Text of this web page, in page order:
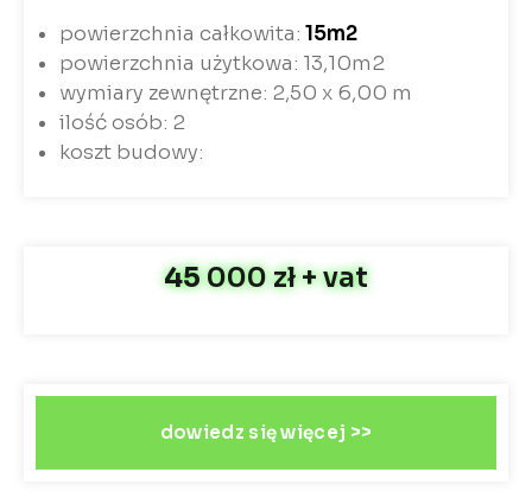
powierzchnia całkowita: 15m2
powierzchnia użytkowa: 13,10m2
wymiary zewnętrzne: 2,50 x 6,00 m
ilość osób: 2
koszt budowy:
45000 zł + vat
dowiedz się więcej >>